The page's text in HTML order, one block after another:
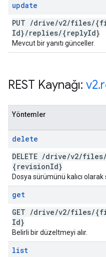
update
PUT /drive/v2/files/
Id}/replies/{replyId}
Mevcut bir yanıtı günceller.
REST Kaynağı: v2.
Yöntemler
delete
DELETE /drive/v2/files/
{revisionId}
Dosya sürümünü kalıcı olarak
get
GET /drive/v2/files/
Id}
Belirli bir düzeltmeyi alır.
list